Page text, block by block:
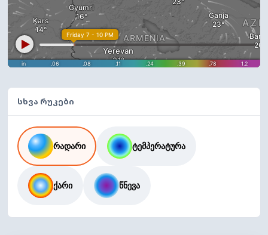
სხვა რუკები
რადარი ტემპერატურა
ქარი წნევა